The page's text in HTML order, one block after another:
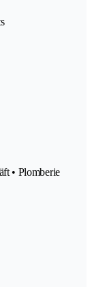
• Plomberie